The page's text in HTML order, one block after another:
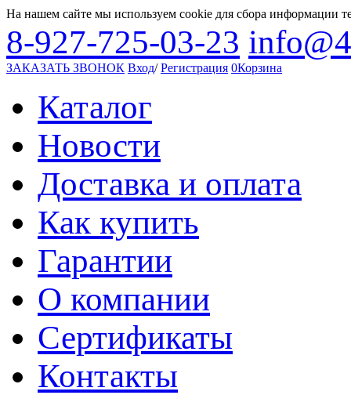
На нашем сайте мы используем cookie для сбора информации
8-927-725-03-23
ЗАКАЗАТЬ ЗВОНОК Вход/Регистрация 0Корзина
Каталог
Новости
Доставка и оплата
Как купить
Гарантии
О компании
Сертификаты
Контакты